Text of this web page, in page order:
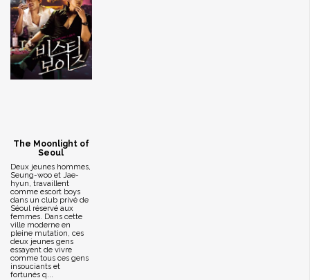
The Moonlight of
Seoul
Deux jeunes hommes,
Seung-woo et Jae-
hyun, travaillent
comme escort boys
dans un club privé de
Séoul réservé aux
femmes. Dans cette
ville moderne en
pleine mutation, ces
deux jeunes gens
essayent de vivre
comme tous ces gens
insouciants et
fortunés q...